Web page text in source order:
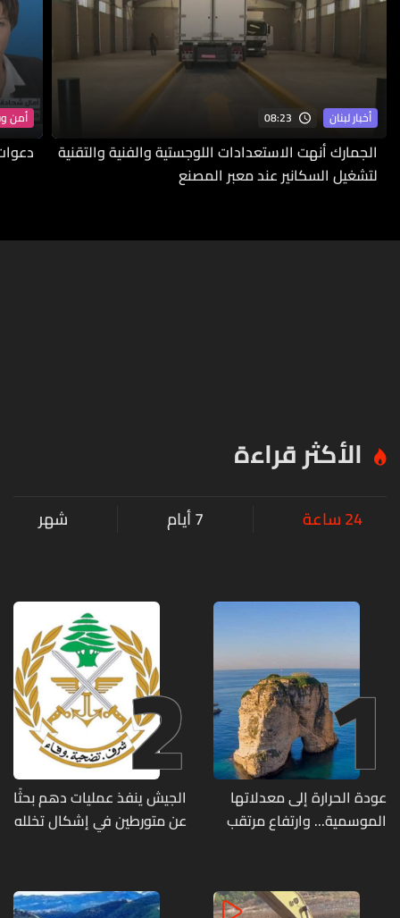
أخبار لبنان 08:23
الجمارك أنهت الاستعدادات اللوجستية والفنية والتقنية
لتشغيل السكانير عند معبر المصنع
أمن
الأكثر قراءة
24 ساعة 7 أيام شهر
1
عودة الحرارة إلى معدلاتها
الموسمية... وارتفاع مرتقب
2
الجيش ينفذ عمليات دهم بحثًا
عن متورطين في إشكال تخلله
مزروعة بالماريجوانا